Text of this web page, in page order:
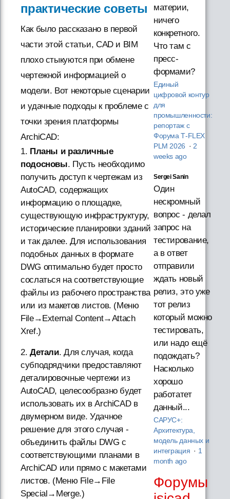
практические советы
Как было рассказано в первой
части этой статьи, CAD и BIM
плохо стыкуются при обмене
чертежной информацией о
модели. Вот некоторые сценарии
и удачные подходы к проблеме с
точки зрения платформы
ArchiCAD:
1. Планы и различные
подосновы. Пусть необходимо
получить доступ к чертежам из
AutoCAD, содержащих
информацию о площадке,
существующую инфраструктуру,
исторические планировки зданий
и так далее. Для использования
подобных данных в формате
DWG оптимально будет просто
сослаться на соответствующие
файлы из рабочего пространства
или из макетов листов. (Меню
File→External Content→Attach
Xref.)
2. Детали. Для случая, когда
субподрядчики предоставляют
деталировочные чертежи из
AutoCAD, целесообразно будет
использовать их в ArchiCAD в
двумерном виде. Удачное
решение для этого случая -
объединить файлы DWG с
соответствующими планами в
ArchiCAD или прямо с макетами
листов. (Меню File→File
Special→Merge.)
материи,
ничего
конкретного.
Что там с
пресс-
формами?
Единый
цифровой контур
для
промышленности:
репортаж с
Форума T‑FLEX
PLM 2026 ·2
weeks ago
Sergei Sanin
Один
нескромный
вопрос - делал
запрос на
тестирование,
а в ответ
отправили
ждать новый
релиз, это уже
тот релиз
который можно
тестировать,
или надо ещё
подождать?
Насколько
хорошо
работатет
данный...
САРУС+:
Архитектура,
модель данных и
интеграция · 1
month ago
Форумы